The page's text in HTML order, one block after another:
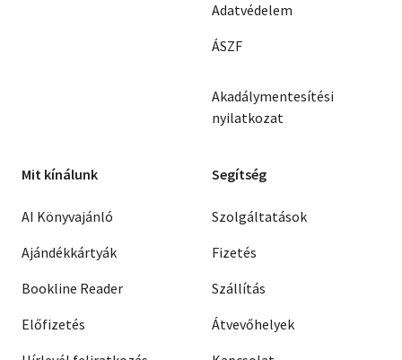
Adatvédelem
ÁSZF
Akadálymentesítési
nyilatkozat
Mit kínálunk
AI Könyvajánló
Ajándékkártyák
Bookline Reader
Előfizetés
Segítség
Szolgáltatások
Fizetés
Szállítás
Átvevőhelyek